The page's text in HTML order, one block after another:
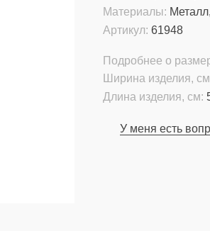
Материалы:
Артикул: 61948
Подробнее о
Длина изделия, см:
Ширина изделия,
У меня есть